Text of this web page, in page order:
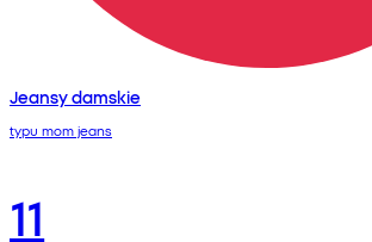
Jeansy damskie
typu mom jeans
11